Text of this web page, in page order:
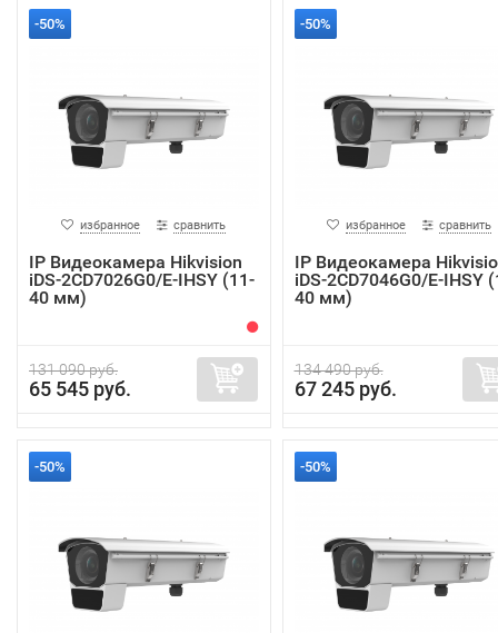
-50%
избранное сравнить
IP Видеокамера Hikvision
iDS-2CD7026G0/E-IHSY (11-
40 мм)
131 090 руб.
65 545 руб.
-50%
избранное сравнить
IP Видеокамера
iDS-2CD7046G0/E-IHSY
40 мм)
134 490 руб.
67 245 руб.
-50% -50%